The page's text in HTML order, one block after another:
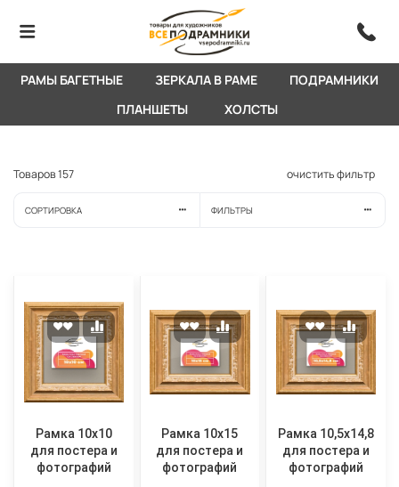
РАМЫ БАГЕТНЫЕ ЗЕРКАЛА В РАМЕ
ПОДРАМНИКИ
ПЛАНШЕТЫ
ХОЛСТЫ
Товаров157 очистить фильтр
СОРТИРОВКА ФИЛЬТРЫ
Рамка 10x10
для постера и
фотографий
Рамка 10x15
для постера и
фотографий
Рамка 10,5x14,8
для постера и
фотографий